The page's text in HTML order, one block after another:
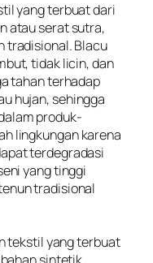
yang terbuat dari
atau serat sutra,
tradisional. Blacu
tidak licin, dan
tahan terhadap
hujan, sehingga
produk-
lingkungan karena
terdegradasi
yang tinggi
tradisional
tekstil yang terbuat